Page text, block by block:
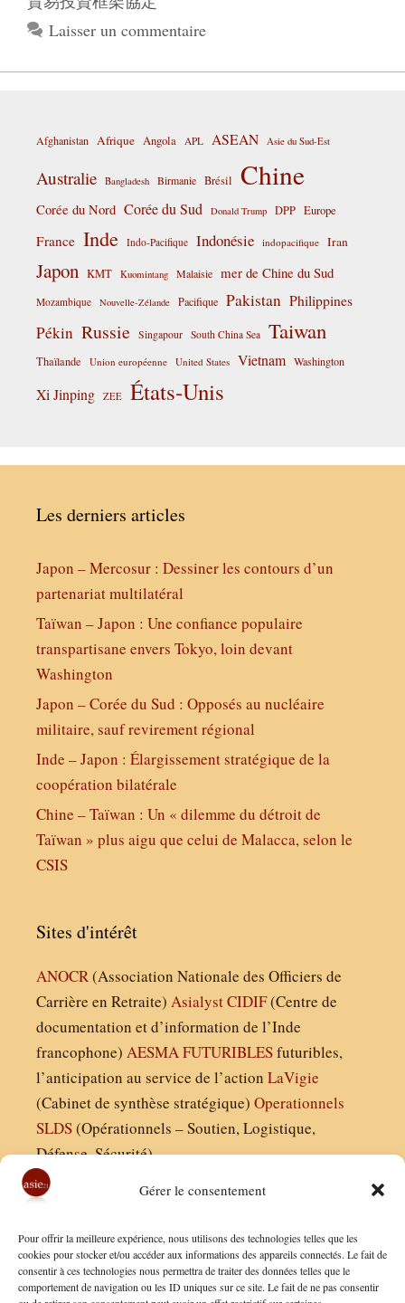
Gérer le consentement
Pour offrir la meilleure expérience, nous utilisons des technologies telles que les
cookies pour stocker et/ou accéder aux informations des appareils connectés. Le fait de
consentir à ces technologies nous permettra de traiter des données telles que le
comportement de navigation ou les ID uniques sur ce site. Le fait de ne pas consentir
Laisser un commentaire
Afghanistan Afrique Angola APL ASEAN Asie du Sud-Est
Australie Bangladesh Birmanie Brésil Chine
Corée du Nord Corée du Sud Donald Trump DPP Europe
France Inde Indo-Pacifique Indonésie indopacifique Iran
Japon KMT Kuomintang Malaisie mer de Chine du Sud
Mozambique Nouvelle-Zélande Pacifique Pakistan Philippines
Pékin Russie Singapour South China Sea Taiwan
Thaïlande Union européenne United States Vietnam Washington
Xi Jinping ZEE États-Unis
Les derniers articles
Japon – Mercosur : Dessiner les contours d’un
partenariat multilatéral
Taïwan – Japon : Une confiance populaire
transpartisane envers Tokyo, loin devant
Washington
Japon – Corée du Sud : Opposés au nucléaire
militaire, sauf revirement régional
Inde – Japon : Élargissement stratégique de la
coopération bilatérale
Chine – Taïwan : Un « dilemme du détroit de
Taïwan » plus aigu que celui de Malacca, selon le
CSIS
Sites d'intérêt
ANOCR(Association Nationale des Officiers de
Carrière en Retraite) AsialystCIDIF(Centre de
documentation et d’information de l’Inde
francophone) AESMAFUTURIBLESfuturibles,
l’anticipation au service de l’action LaVigie
(Cabinet de synthèse stratégique) Operationnels
SLDS(Opérationnels – Soutien, Logistique,
Défense, Sécurité)
Finaldées EURL
Siège social : 13 avenue Boudon, 75016, Paris